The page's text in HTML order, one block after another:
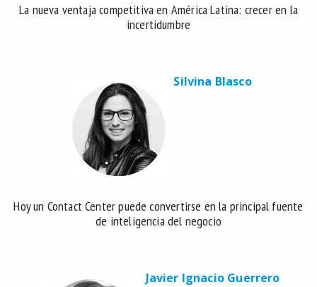
La nueva ventaja competitiva en América Latina: crecer en la
incertidumbre
Silvina Blasco
Hoy un Contact Center puede convertirse en la principal fuente
de inteligencia del negocio
Javier Ignacio Guerrero